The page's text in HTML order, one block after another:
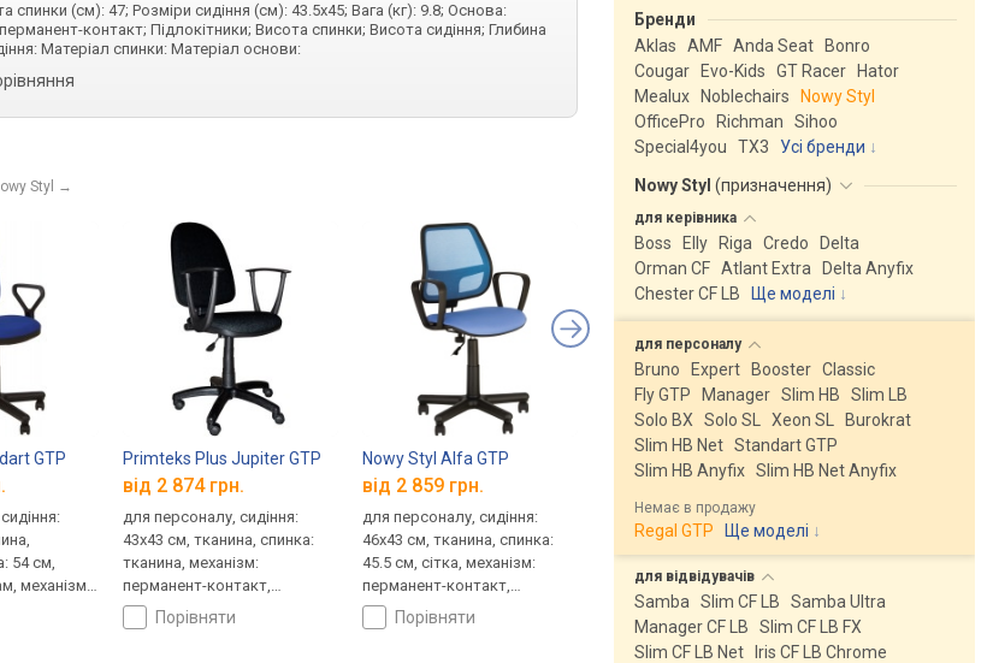
спинки (см): 47; Розміри сидіння (см): 43.5x45; Вага (кг): 9.8; Основа:
контакт; Підлокітники; Висота спинки; Висота сидіння; Глибина
Матеріал спинки: Матеріал основи:
Styl →
GTP
54 см,
механізм:
Primteks Plus Jupiter GTP
від 2 874 грн.
для персоналу, сидіння:
43x43 см, тканина, спинка:
тканина, механізм:
перманент-контакт,
регулювання: висоти,
жорсткості
порівняти
Nowy Styl Alfa GTP
від 2 859 грн.
для персоналу, сидіння:
46x43 см, тканина, спинка:
45.5 см, сітка, механізм:
перманент-контакт,
регулювання: висоти,
глибини
порівняти
від 2 999 грн.
для персоналу, сидіння:
48x45 см, тканина, спинка:
перманент-контакт,
регулювання: нахилу,
висоти, жорсткості
порівняти
від 3 030 грн.
регулювання:
глибини
Бренди
Aklas
AMF Anda Seat
Bonro
Cougar
Evo-Kids GT Racer
Hator
Mealux
Noblechairs
Nowy Styl
OfficePro
Richman
Sihoo
Special4you
ТX3
Усі бренди
Nowy Styl (призначення)
для керівника
Boss Elly Riga Credo
Delta
Orman CF Atlant Extra
Delta Anyfix
Chester CF LB
Ще моделі ↓
для персоналу
Bruno Expert Booster Classic
Fly GTP
Manager Slim HB
Slim LB
Solo BX
Solo SL Xeon SL
Burokrat
Slim HB Net Standart GTP
Slim HB Anyfix Slim HB Net Anyfix
Немає в продажу
Regal GTP Ще моделі ↓
для відвідувачів
Samba Slim CF LB
Samba Ultra
Manager CF LB
Slim CF LB FX
Slim CF LB Net
Iris CF LB Chrome